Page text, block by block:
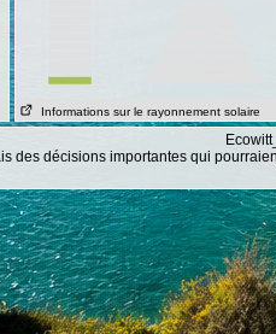
Informations sur le rayonnement solaire
des décisions importantes qui